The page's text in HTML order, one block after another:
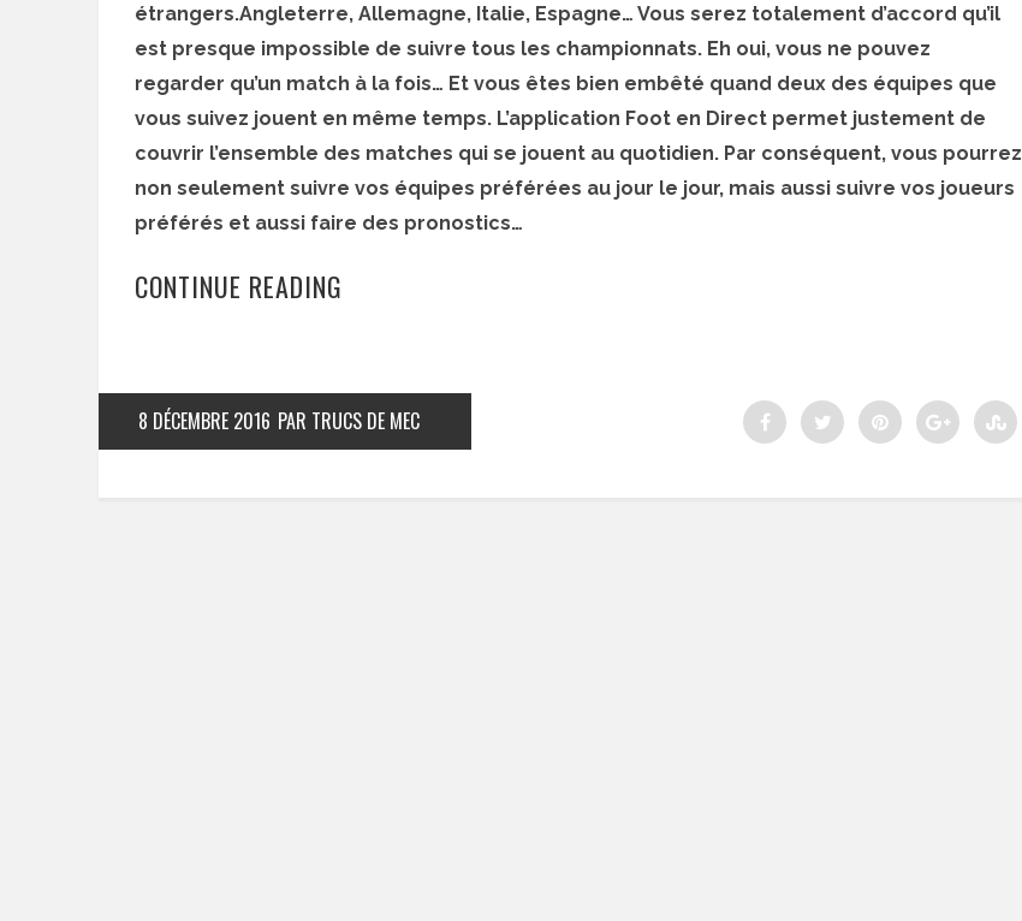
étrangers.Angleterre, Allemagne, Italie, Espagne… Vous serez totalement d’accord qu’il
est presque impossible de suivre tous les championnats. Eh oui, vous ne pouvez
regarder qu’un match à la fois… Et vous êtes bien embêté quand deux des équipes que
vous suivez jouent en même temps. L’application Foot en Direct permet justement de
couvrir l’ensemble des matches qui se jouent au quotidien. Par conséquent, vous pourrez
non seulement suivre vos équipes préférées au jour le jour, mais aussi suivre vos joueurs
préférés et aussi faire des pronostics…
CONTINUE READING
8 DÉCEMBRE 2016 PAR TRUCS DE MEC